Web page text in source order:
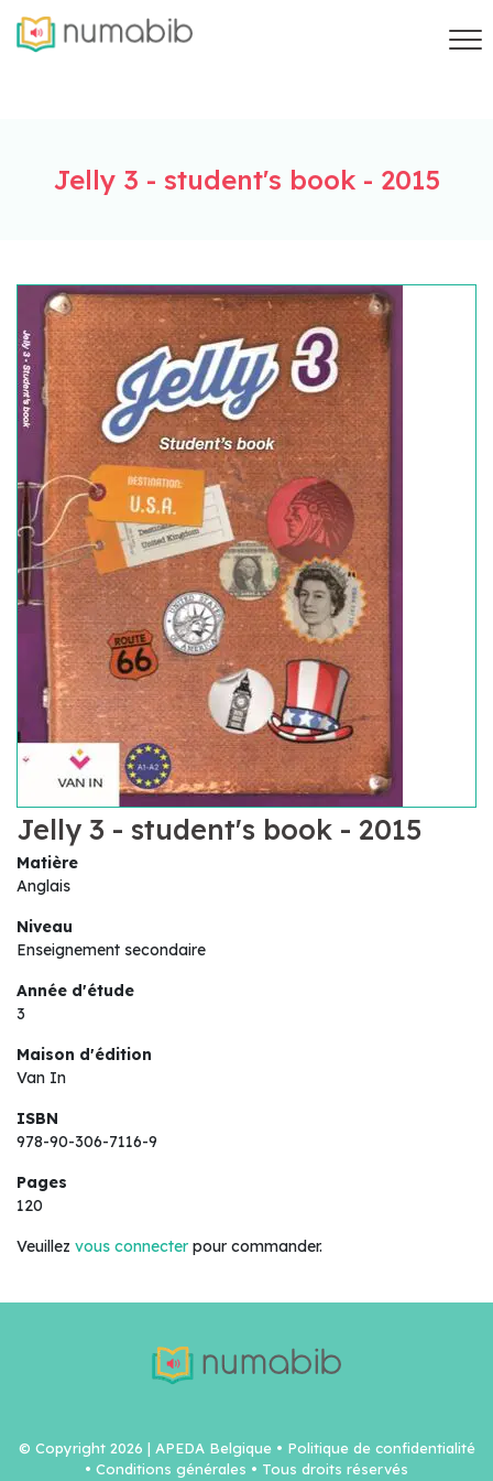
Jelly 3 - student's book - 2015
Jelly 3 - student's book - 2015
Matière
Anglais
Niveau
Enseignement secondaire
Année d'étude
3
Maison d'édition
Van In
ISBN
978-90-306-7116-9
Pages
120
Veuillez vous connecter pour commander.
© Copyright 2026 | APEDA Belgique • Politique de confidentialité
• Conditions générales • Tous droits réservés